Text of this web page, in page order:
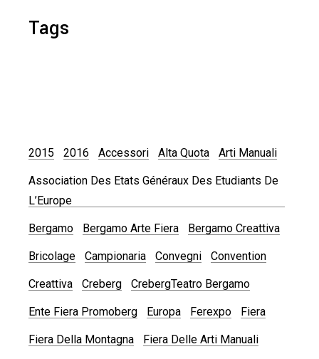
Tags
2015 2016 Accessori Alta Quota Arti Manuali
Association Des Etats Généraux Des Etudiants De
L’Europe
Bergamo Bergamo Arte Fiera Bergamo Creattiva
Bricolage Campionaria Convegni Convention
Creattiva Creberg CrebergTeatro Bergamo
Ente Fiera Promoberg Europa Ferexpo Fiera
Fiera Della Montagna Fiera Delle Arti Manuali